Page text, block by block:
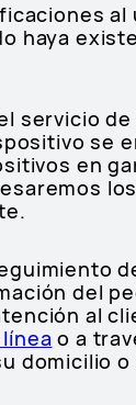
haya
servicio
se
en
del
al
o a
domicilio